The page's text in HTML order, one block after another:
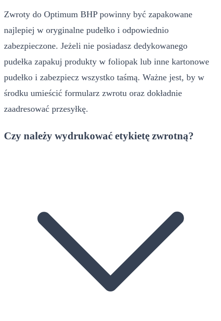
Zwroty do Optimum BHP powinny być zapakowane
najlepiej w oryginalne pudełko i odpowiednio
zabezpieczone. Jeżeli nie posiadasz dedykowanego
pudełka zapakuj produkty w foliopak lub inne kartonowe
pudełko i zabezpiecz wszystko taśmą. Ważne jest, by w
środku umieścić formularz zwrotu oraz dokładnie
zaadresować przesyłkę.
Czy należy wydrukować etykietę zwrotną?